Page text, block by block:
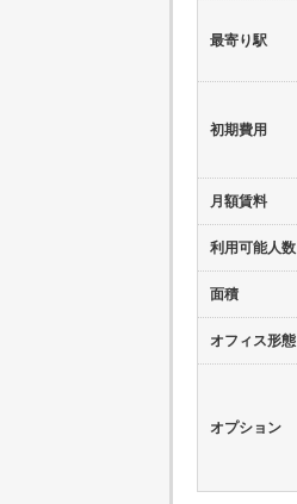
最寄り駅
初期費用
月額賃料
利用可能人数
面積
オフィス形態
オプション